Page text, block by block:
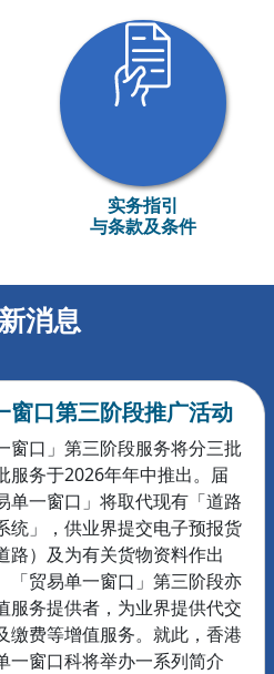
实务指引
与条款及条件
消息
窗口第三阶段推广活动
窗口」第三阶段服务将分三批
服务于2026年年中推出。届
单一窗口」将取代现有「道路
统」，供业界提交电子预报货
路）及为有关货物资料作出
「贸易单一窗口」第三阶段亦
服务提供者，为业界提供代交
缴费等增值服务。就此，香港
一窗口科将举办一系列简介